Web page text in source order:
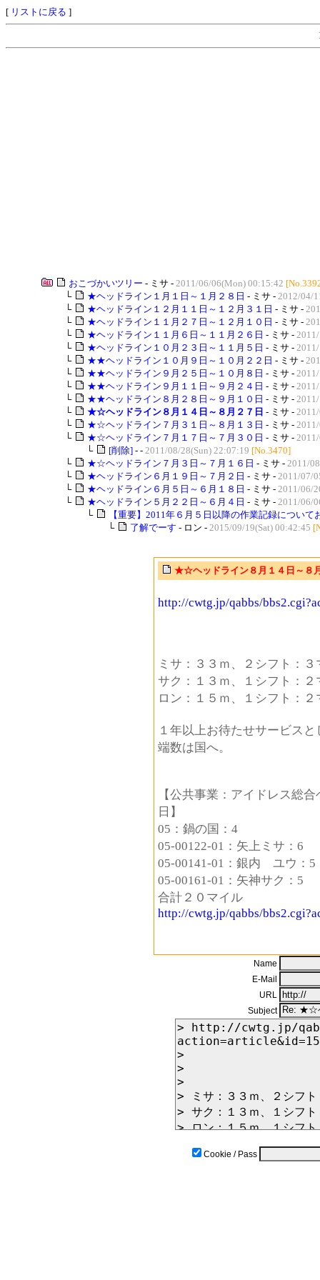
[ リストに戻る ]
おこづかいツリー - ミサ - 2011/06/06(Mon) 00:15:42
└
★ヘッドライン１月１日～１月２８日 - ミサ - 2012/04/
└
★ヘッドライン１２月１１日～１２月３１日 - ミサ -
└
★ヘッドライン１１月２７日～１２月１０日 - ミサ -
└
★ヘッドライン１１月６日～１１月２６日 - ミサ -
└
★ヘッドライン１０月２３日～１１月５日 - ミサ -
└
★★ヘッドライン１０月９日～１０月２２日 - ミサ -
└
★★ヘッドライン９月２５日～１０月８日 - ミサ -
└
★★ヘッドライン９月１１日～９月２４日 - ミサ -
└
★★ヘッドライン８月２８日～９月１０日 - ミサ -
└
★☆ヘッドライン８月１４日～８月２７日 - ミサ -
└
★☆ヘッドライン７月３１日～８月１３日 - ミサ -
└
★☆ヘッドライン７月１７日～７月３０日 - ミサ -
└
[削除] - - 2011/08/28(Sun) 22:07:19 [No.3470]
└
★☆ヘッドライン７月３日～７月１６日 - ミサ - 2011/
└
★ヘッドライン６月１９日～７月２日 - ミサ - 2011/07/
└
★ヘッドライン６月５日～６月１８日 - ミサ - 2011/06/
└
★ヘッドライン５月２２日～６月４日 - ミサ - 2011/06/
└
【重要】2011年６月５日以降の作業記録について
└
了解でーす - ロン - 2015/09/19(Sat) 00:42:45
★☆ヘッドライン８月１４日～８
http://cwtg.jp/qabbs/
ミサ：３３ｍ、２シフト：３
サク：１３ｍ、１シフト：２
ロン：１５ｍ、１シフト：２
１年以上お待たせサービス
端数は国へ。
【公共事業：アイドレス総
日】
05：鍋の国：4
05-00122-01：矢上ミサ：6
05-00141-01：銀内 ユウ：5
05-00161-01：矢神サク：5
合計２０マイル
http://cwtg.jp/qabbs/
Name
E-Mail
URL
Subject
Cookie / Pass